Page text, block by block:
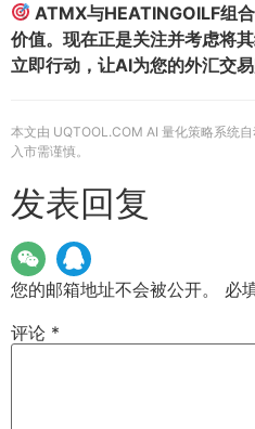
ATMX与HEATINGOILF组
价值。现在正是关注并考虑将
立即行动，让AI为您的外汇交易
本文由 UQTOOL.COM AI 量化策略系统
入市需谨慎。
发表回复
您的邮箱地址不会被公开。 必
评论 *